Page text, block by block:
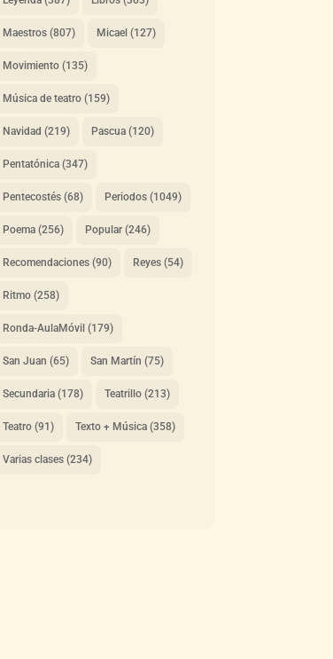
Maestros(807) Micael (127)
Movimiento(135)
Música de teatro(159)
Navidad (219) Pascua(120)
Pentatónica(347)
Pentecostés(68) Periodos(1049)
Poema(256) Popular(246)
Recomendaciones(90) Reyes(54)
Ritmo(258)
Ronda-AulaMóvil (179)
San Juan (65) San Martín (75)
Secundaria(178) Teatrillo(213)
Teatro(91) Texto + Música(358)
Varias clases(234)